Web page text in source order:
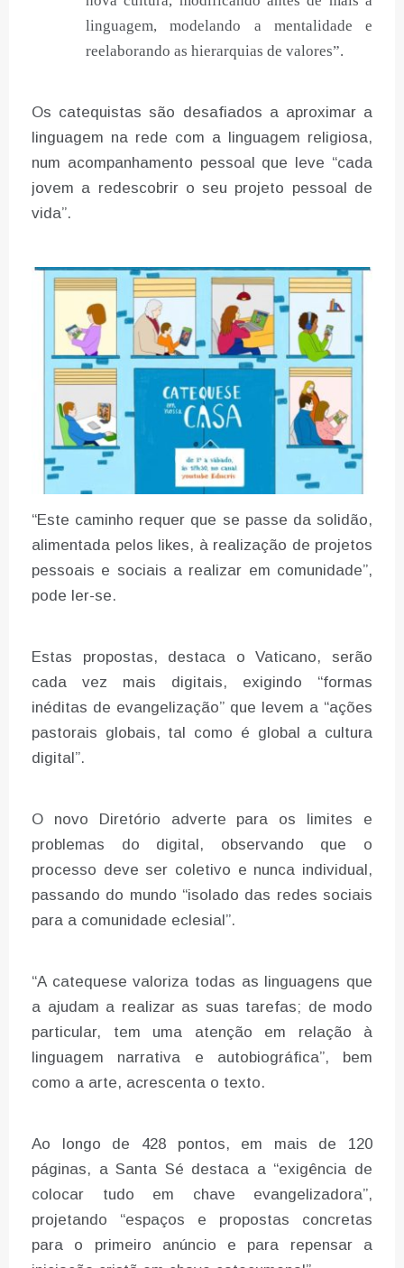
linguagem, modelando a mentalidade e
reelaborando as hierarquias de valores”.
Os catequistas são desafiados a aproximar a
linguagem na rede com a linguagem religiosa,
num acompanhamento pessoal que leve “cada
jovem a redescobrir o seu projeto pessoal de
vida”.
“Este caminho requer que se passe da solidão,
alimentada pelos likes, à realização de projetos
pessoais e sociais a realizar em comunidade”,
pode ler-se.
Estas propostas, destaca o Vaticano, serão
cada vez mais digitais, exigindo “formas
inéditas de evangelização” que levem a “ações
pastorais globais, tal como é global a cultura
digital”.
O novo Diretório adverte para os limites e
problemas do digital, observando que o
processo deve ser coletivo e nunca individual,
passando do mundo “isolado das redes sociais
para a comunidade eclesial”.
“A catequese valoriza todas as linguagens que
a ajudam a realizar as suas tarefas; de modo
particular, tem uma atenção em relação à
linguagem narrativa e autobiográfica”, bem
como a arte, acrescenta o texto.
Ao longo de 428 pontos, em mais de 120
páginas, a Santa Sé destaca a “exigência de
colocar tudo em chave evangelizadora”,
projetando “espaços e propostas concretas
para o primeiro anúncio e para repensar a